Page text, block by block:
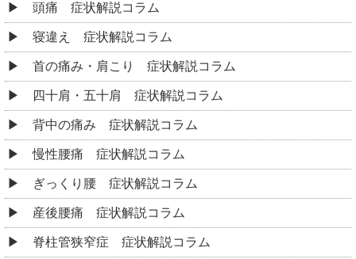
頭痛 症状解説コラム
寝違え 症状解説コラム
首の痛み・肩こり 症状解説コラム
四十肩・五十肩 症状解説コラム
背中の痛み 症状解説コラム
慢性腰痛 症状解説コラム
ぎっくり腰 症状解説コラム
産後腰痛 症状解説コラム
脊柱管狭窄症 症状解説コラム